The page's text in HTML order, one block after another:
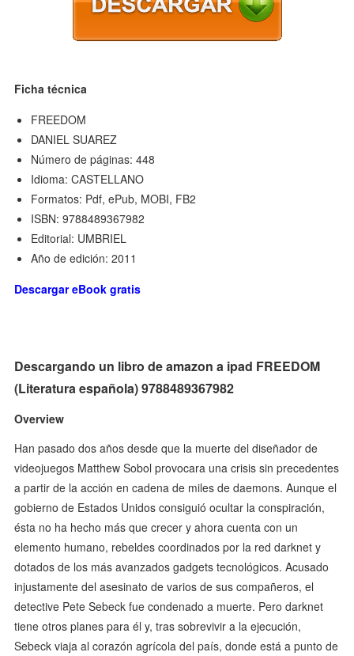
Ficha técnica
FREEDOM
DANIEL SUAREZ
Número de páginas: 448
Idioma: CASTELLANO
Formatos: Pdf, ePub, MOBI, FB2
ISBN: 9788489367982
Editorial: UMBRIEL
Año de edición: 2011
Descargar eBook gratis
Descargando un libro de amazon a ipad FREEDOM
(Literatura española) 9788489367982
Overview
Han pasado dos años desde que la muerte del diseñador de
videojuegos Matthew Sobol provocara una crisis sin precedentes
a partir de la acción en cadena de miles de daemons. Aunque el
gobierno de Estados Unidos consiguió ocultar la conspiración,
ésta no ha hecho más que crecer y ahora cuenta con un
elemento humano, rebeldes coordinados por la red darknet y
dotados de los más avanzados gadgets tecnológicos. Acusado
injustamente del asesinato de varios de sus compañeros, el
detective Pete Sebeck fue condenado a muerte. Pero darknet
tiene otros planes para él y, tras sobrevivir a la ejecución,
Sebeck viaja al corazón agrícola del país, donde está a punto de